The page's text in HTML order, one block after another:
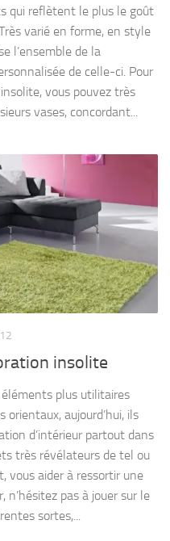
qui reflètent le plus le goût
varié en forme, en style
l’ensemble de la
de celle-ci. Pour
vous pouvez très
vases, concordant...
insolite
éléments plus utilitaires
orientaux, aujourd’hui, ils
d’intérieur partout dans
très révélateurs de tel ou
vous aider à ressortir une
pas à jouer sur le
sortes,...